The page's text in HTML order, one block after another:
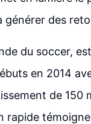
des
du soccer,
en 2014
de 150
rapide